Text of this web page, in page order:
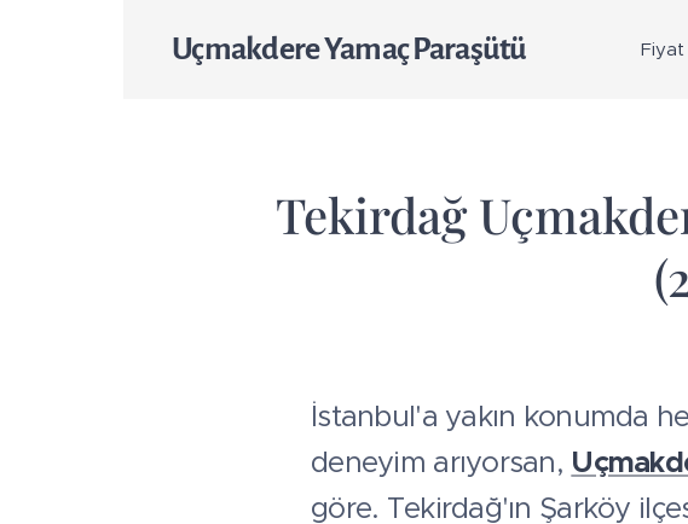
Uçmakdere Yamaç Paraşütü Fiyat
🪂 Tekirdağ
İstanbul'a yakın konumda
deneyim arıyorsan,
göre. Tekirdağ'ın Şarköy